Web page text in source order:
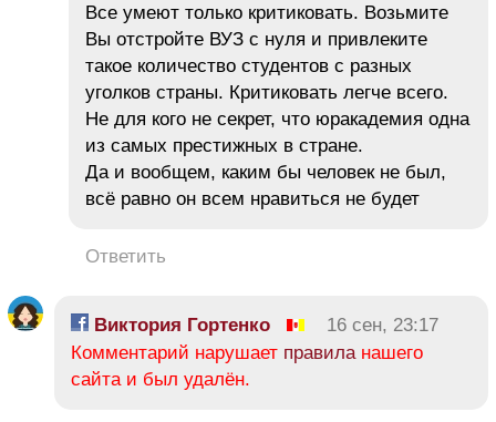
Все умеют только критиковать. Возьмите
Вы отстройте ВУЗ с нуля и привлеките
такое количество студентов с разных
уголков страны. Критиковать легче всего.
Не для кого не секрет, что юракадемия одна
из самых престижных в стране.
Да и вообщем, каким бы человек не был,
всё равно он всем нравиться не будет
Ответить
Виктория Гортенко
16 сен, 23:17
Комментарий нарушает правила нашего
сайта и был удалён.